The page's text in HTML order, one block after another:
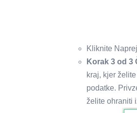
Kliknite
Korak 3 od 3
kraj, kjer
podatke.
želite ohraniti